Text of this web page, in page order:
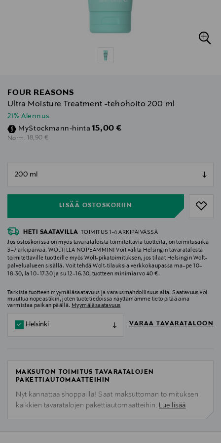
FOUR REASONS
Ultra Moisture Treatment -tehohoito 200 ml
21% Alennus
MyStockmann-hinta Discounted Price
15,00 €
Norm. Original Price
18,90 €
LISÄÄ OSTOSKORIIN
null
HETI SAATAVILLA TOIMITUS 1-4 ARKIPÄIVÄSSÄ
Jos ostoskorissa on myös tavarataloista toimitettavia tuotteita, on toimitusaika
3–7 arkipäivää. WOLTILLA NOPEAMMIN! Voit valita Helsingin tavaratalosta
toimitettaville tuotteille myös Wolt-pikatoimituksen, jos tilaat Helsingin Wolt-
palvelualueen sisällä. Voit tehdä Wolt-tilauksia verkkokaupassa ma–pe 10–
18.30, la 10–17.30 ja su 12–16.30, tuotteen minimiarvo 40 €.
Tarkista tuotteen myymäläsaatavuus ja varausmahdollisuus alta. Saatavuus voi
muuttua nopeastikin, joten tuotetiedoissa näyttämämme tieto pitää aina
varmistaa paikan päällä. Myymäläsaatavuus
Helsinki VARAA TAVARATALOON
MAKSUTON TOIMITUS TAVARATALOJEN
PAKETTIAUTOMAATTEIHIN
Nyt kannattaa shoppailla! Saat maksuttoman toimituksen
kaikkien tavaratalojen pakettiautomaatteihin. Lue lisää